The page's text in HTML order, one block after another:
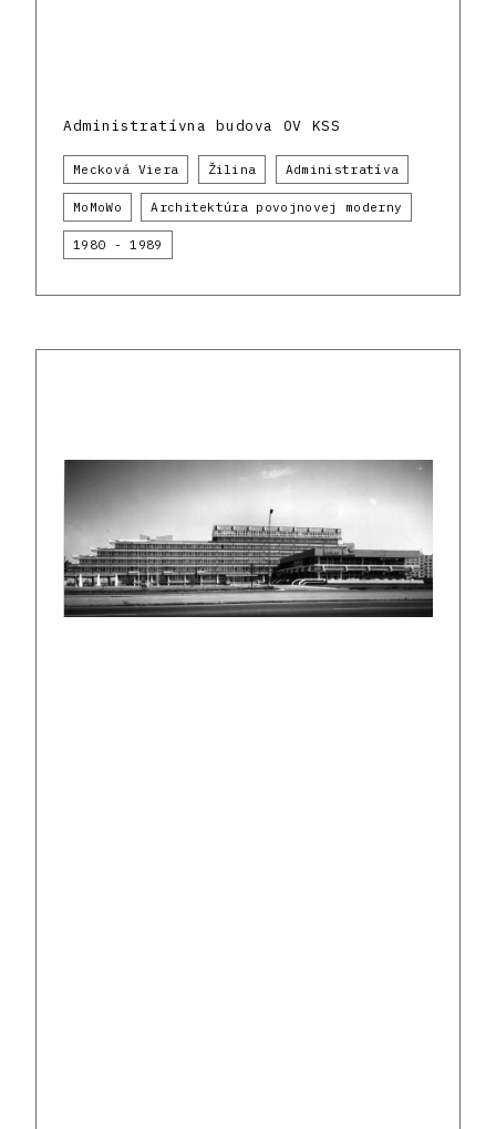
Administratívna budova OV KSS
Mecková Viera Žilina Administratíva
MoMoWo Architektúra povojnovej moderny
1980 - 1989